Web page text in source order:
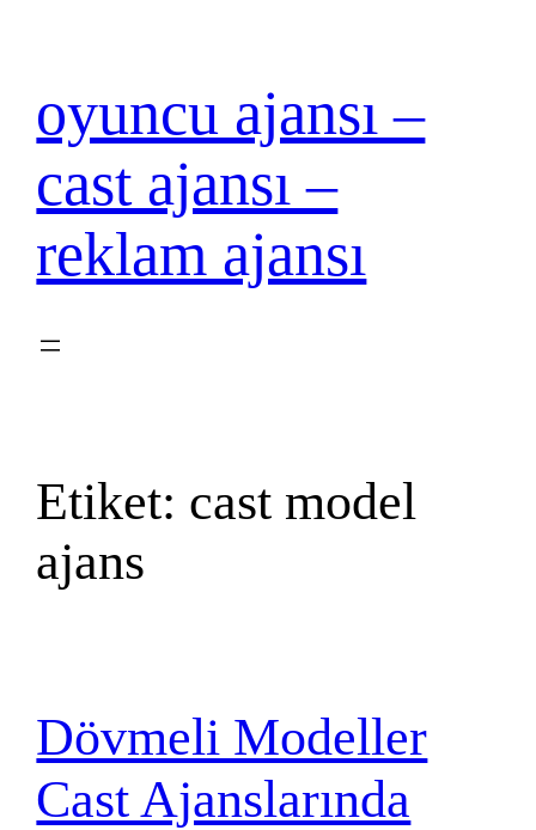
oyuncu ajansı –
cast ajansı –
reklam ajansı
Etiket: cast model
ajans
Dövmeli Modeller
Cast Ajanslarında